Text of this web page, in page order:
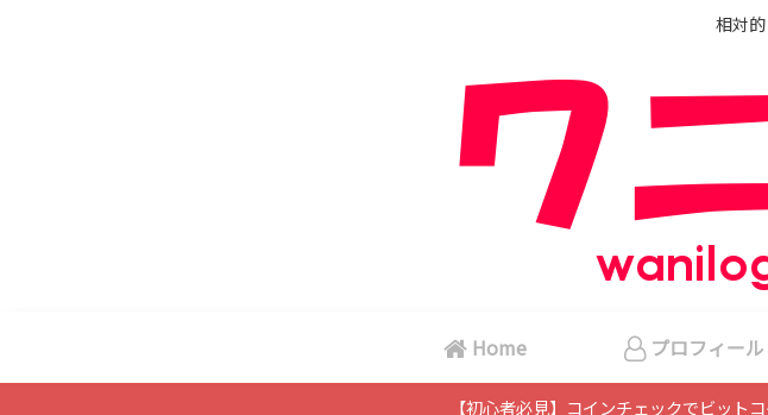
相対的
Home プロフィール
【初心者必見】コインチェックでビット